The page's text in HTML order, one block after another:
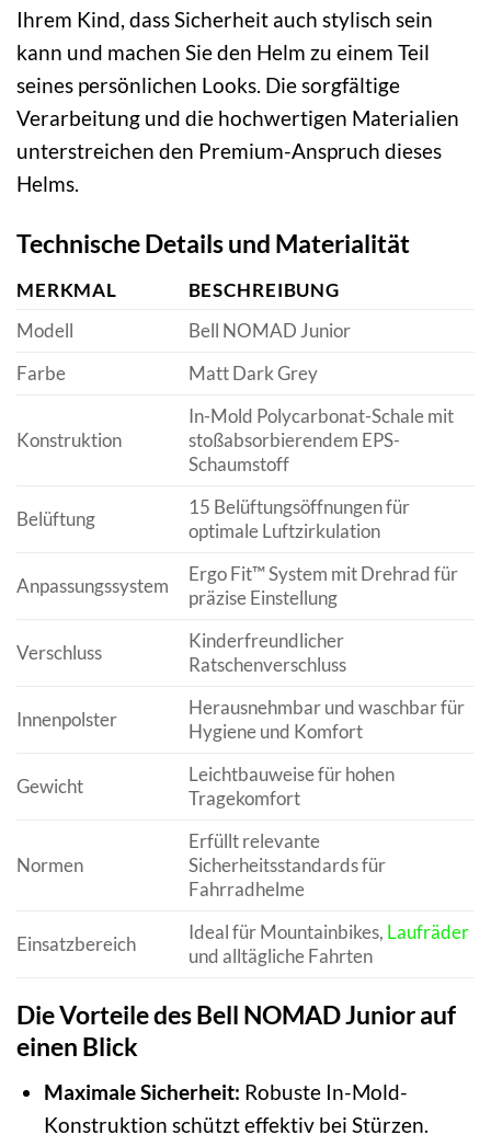
Ihrem Kind, dass Sicherheit auch stylisch sein
kann und machen Sie den Helm zu einem Teil
seines persönlichen Looks. Die sorgfältige
Verarbeitung und die hochwertigen Materialien
unterstreichen den Premium-Anspruch dieses
Helms.
Technische Details und Materialität
MERKMAL
BESCHREIBUNG
Modell
Bell NOMAD Junior
Farbe
Matt Dark Grey
Konstruktion
In-Mold Polycarbonat-Schale mit
stoßabsorbierendem EPS-
Schaumstoff
Belüftung
15 Belüftungsöffnungen für
optimale Luftzirkulation
Anpassungssystem
Ergo Fit™ System mit Drehrad für
präzise Einstellung
Verschluss
Kinderfreundlicher
Ratschenverschluss
Innenpolster
Herausnehmbar und waschbar für
Hygiene und Komfort
Gewicht
Leichtbauweise für hohen
Tragekomfort
Normen
Erfüllt relevante
Sicherheitsstandards für
Fahrradhelme
Einsatzbereich
Ideal für Mountainbikes, Laufräder
und alltägliche Fahrten
Die Vorteile des Bell NOMAD Junior auf
einen Blick
Maximale Sicherheit: Robuste In-Mold-
Konstruktion schützt effektiv bei Stürzen.